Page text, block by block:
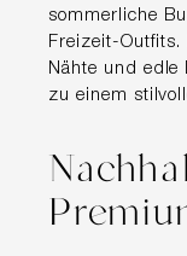
sommerliche
Freizeit-Outfits.
Nähte und edle
zu einem